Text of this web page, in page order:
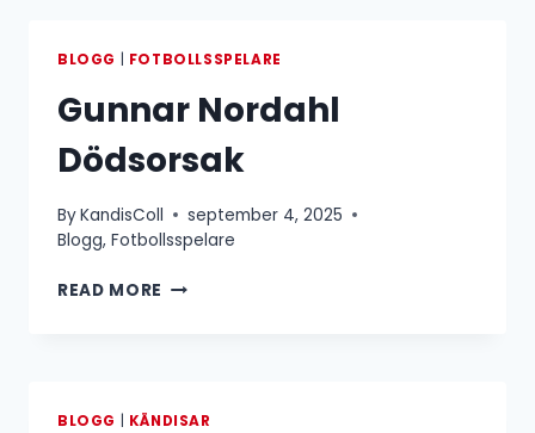
OM
ÅLDER
OCH
RELATIONER
BLOGG FOTBOLLSSPELARE
Gunnar Nordahl
Dödsorsak
ByKandisColl
september 4, 2025
Blogg, Fotbollsspelare
READ MORE GUNNAR
BLOGG KÄNDISAR